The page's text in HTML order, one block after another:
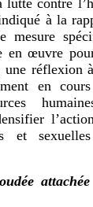
lutte contre
à la
mesure
en œuvre
réflexion
en
et